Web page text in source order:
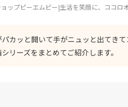
ップピーエムピー|生活を笑顔に、ココロ
カッと開いて手がニュッと出てきて
リーズをまとめてご紹介します。